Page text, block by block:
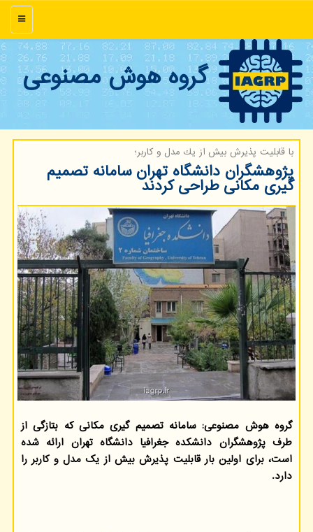
منو
گروه هوش مصنوعی
با قابلیت پذیرش بیش از یك مدل و كاربر؛
پژوهشگران دانشگاه تهران سامانه تصمیم
گیری مکانی طراحی کردند
گروه هوش مصنوعی: سامانه تصمیم گیری مکانی که بتازگی از
طرف پژوهشگران دانشکده جغرافیا دانشگاه تهران ارائه شده
است، برای اولین بار قابلیت پذیرش بیش از یک مدل و کاربر را
دارد.